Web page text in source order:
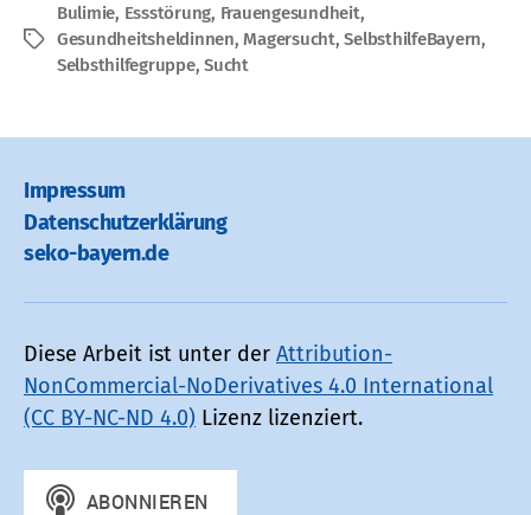
Schlagwörter
Bulimie, Essstörung, Frauengesundheit,
Gesundheitsheldinnen,Magersucht,SelbsthilfeBayern,
Selbsthilfegruppe,Sucht
Impressum
Datenschutz­erklärung
seko-bayern.de
Diese Arbeit ist unter der Attribution-
NonCommercial-NoDerivatives 4.0 International
(CC BY-NC-ND 4.0) Lizenz lizenziert.